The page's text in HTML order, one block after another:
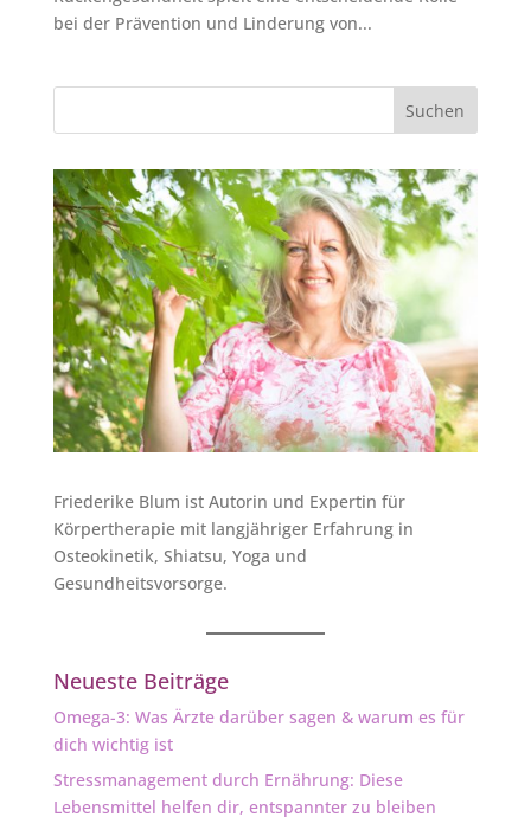
bei der Prävention und Linderung von...
Friederike Blum ist Autorin und Expertin für
Körpertherapie mit langjähriger Erfahrung in
Osteokinetik, Shiatsu, Yoga und
Gesundheitsvorsorge.
Neueste Beiträge
Omega-3: Was Ärzte darüber sagen & warum es für
dich wichtig ist
Stressmanagement durch Ernährung: Diese
Lebensmittel helfen dir, entspannter zu bleiben